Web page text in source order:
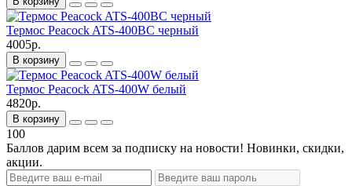
Термос Peacock ATS-400BC черный
4005р.
В корзину
Термос Peacock ATS-400W белый
4820р.
В корзину
100
Баллов дарим всем за подписку на новости! Новинки, скидки,
акции.